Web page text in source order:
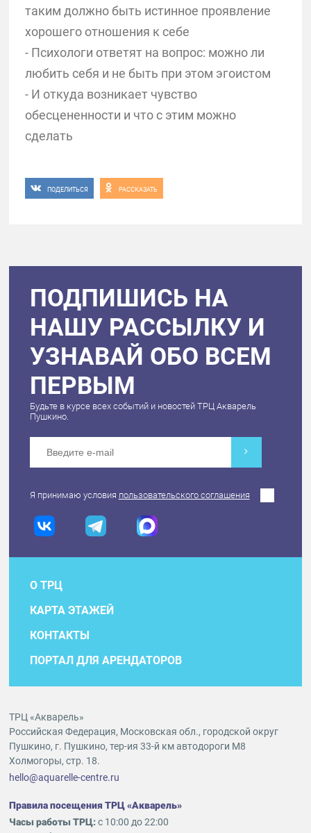
таким должно быть истинное проявление
хорошего отношения к себе
- Психологи ответят на вопрос: можно ли
любить себя и не быть при этом эгоистом
- И откуда возникает чувство
обесцененности и что с этим можно
сделать
ПОДЕЛИТЬСЯ РАССКАЗАТЬ
ПОДПИШИСЬ НА
НАШУ РАССЫЛКУ И
УЗНАВАЙ ОБО ВСЕМ
ПЕРВЫМ
Будьте в курсе всех событий и новостей ТРЦ Акварель
Пушкино.
Я принимаю условия пользовательского соглашения
О ТРЦ
КАРТА ЭТАЖЕЙ
КОНТАКТЫ
ПОРТАЛ ДЛЯ АРЕНДАТОРОВ
ТРЦ «Акварель»
Российская Федерация, Московская обл., городской округ
Пушкино, г. Пушкино, тер-ия 33-й км автодороги М8
Холмогоры, стр. 18.
hello@aquarelle-centre.ru
Правила посещения ТРЦ «Акварель»
Часы работы ТРЦ:с 10:00 до 22:00